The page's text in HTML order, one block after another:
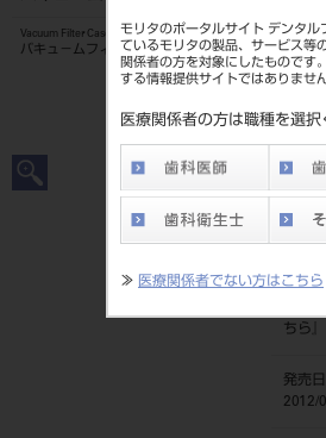
モリタのポータルサイト デンタル
ているモリタの製品、サービス等
関係者の方を対象にしたものです
する情報提供サイトではありません
医療関係者の方は職種を選択
≫ 医療関係者でない方はこちら
Vacuum Filter Case
バキュ－ムフィルタ－ケ－ス
JAN/
標準
覧くだ
ネッ
ちら
発売日
2012/